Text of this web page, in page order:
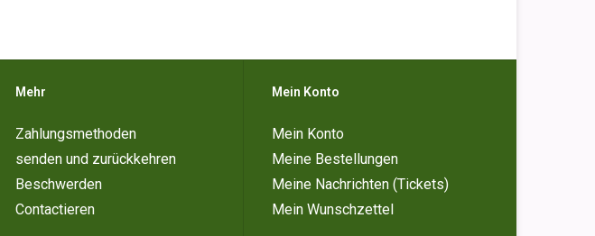
Mehr
Zahlungsmethoden
senden und zurückkehren
Beschwerden
Contactieren
Mein Konto
Mein Konto
Meine Bestellungen
Meine Nachrichten (Tickets)
Mein Wunschzettel